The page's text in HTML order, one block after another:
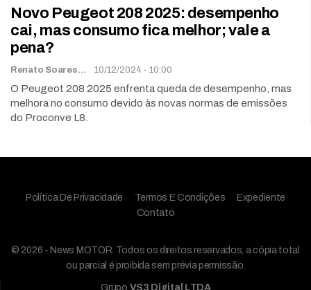
Novo Peugeot 208 2025: desempenho
cai, mas consumo fica melhor; vale a
pena?
Renato Soares 10/12/2024 - 10:00
O Peugeot 208 2025 enfrenta queda de desempenho, mas
melhora no consumo devido às novas normas de emissões
do Proconve L8.
Política De Privacidade Termos E Condições
Expediente
Contato
© 2026 - News MOTOR. Todos os direitos reservados, a cópia total
ou parcial é proibida sem prévia permissão.
Grupo VS3 Digital LTDA